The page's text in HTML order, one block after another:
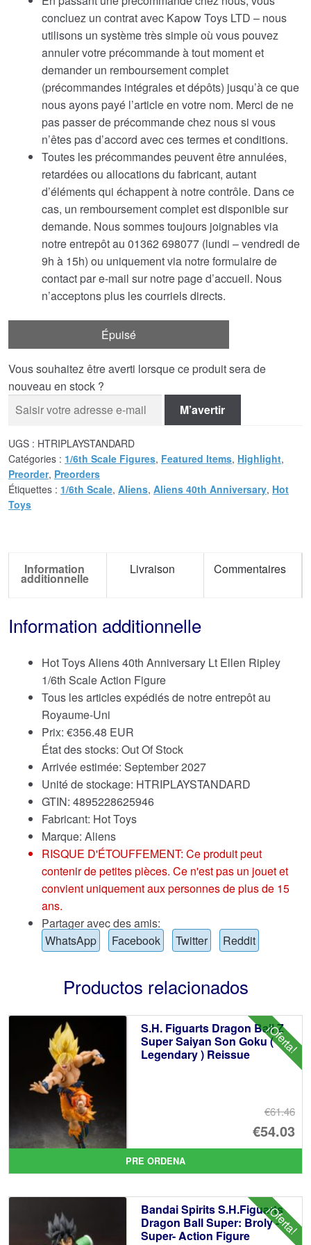
concluez un contrat avec Kapow Toys LTD – nous
utilisons un système très simple où vous pouvez
annuler votre précommande à tout moment et
demander un remboursement complet
(précommandes intégrales et dépôts) jusqu’à ce que
nous ayons payé l’article en votre nom. Merci de ne
pas passer de précommande chez nous si vous
n’êtes pas d’accord avec ces termes et conditions.
Toutes les précommandes peuvent être annulées,
retardées ou allocations du fabricant, autant
d’éléments qui échappent à notre contrôle. Dans ce
cas, un remboursement complet est disponible sur
demande. Nous sommes toujours joignables via
notre entrepôt au 01362 698077 (lundi – vendredi de
9h à 15h) ou uniquement via notre formulaire de
contact par e-mail sur notre page d’accueil. Nous
n’acceptons plus les courriels directs.
Épuisé
Vous souhaitez être averti lorsque ce produit sera de
nouveau en stock ?
M’avertir
UGS : HTRIPLAYSTANDARD
Catégories : 1/6th Scale Figures, Featured Items, Highlight,
Preorder, Preorders
Étiquettes : 1/6th Scale, Aliens, Aliens 40th Anniversary, Hot
Toys
Information
additionnelle
Livraison Commentaires
Information additionnelle
Hot Toys Aliens 40th Anniversary Lt Ellen Ripley
1/6th Scale Action Figure
Tous les articles expédiés de notre entrepôt au
Royaume-Uni
Prix: €356.48 EUR
État des stocks: Out Of Stock
Arrivée estimée: September 2027
Unité de stockage: HTRIPLAYSTANDARD
GTIN: 4895228625946
Fabricant: Hot Toys
Marque: Aliens
RISQUE D'ÉTOUFFEMENT: Ce produit peut
contenir de petites pièces. Ce n'est pas un jouet et
convient uniquement aux personnes de plus de 15
ans.
Partager avec des amis:
WhatsApp
Facebook Twitter Reddit
Productos relacionados
¡Oferta!
S.H. Figuarts Dragon Ball Z
Super Saiyan Son Goku (
Legendary ) Reissue
€61.46
El
€54.03
El
PRE ORDENA
¡Oferta!
Bandai Spirits S.H.Figuarts
Dragon Ball Super: Broly -
Super- Action Figure